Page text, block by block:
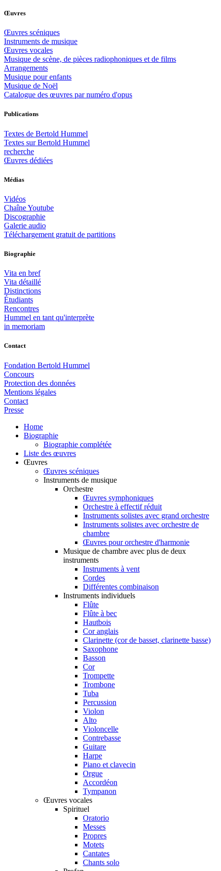
Œuvres
Œuvres scéniques
Instruments de musique
Œuvres vocales
Musique de scène, de pièces radiophoniques et de films
Arrangements
Musique pour enfants
Musique de Noël
Catalogue des œuvres par numéro d'opus
Publications
Textes de Bertold Hummel
Textes sur Bertold Hummel
recherche
Œuvres dédiées
Médias
Vidéos
Chaîne Youtube
Discographie
Galerie audio
Téléchargement gratuit de partitions
Biographie
Vita en bref
Vita détaillé
Distinctions
Étudiants
Rencontres
Hummel en tant qu'interprète
in memoriam
Contact
Fondation Bertold Hummel
Concours
Protection des données
Mentions légales
Contact
Presse
Home
Biographie
Biographie complétée
Liste des œuvres
Œuvres
Œuvres scéniques
Instruments de musique
Orchestre
Œuvres symphoniques
Orchestre à effectif réduit
Instruments solistes avec grand orchestre
Instruments solistes avec orchestre de
chambre
Œuvres pour orchestre d'harmonie
Musique de chambre avec plus de deux
instruments
Instruments à vent
Cordes
Différentes combinaison
Instruments individuels
Flûte
Flûte à bec
Hautbois
Cor anglais
Clarinette (cor de basset, clarinette basse)
Saxophone
Basson
Cor
Trompette
Trombone
Tuba
Percussion
Violon
Alto
Violoncelle
Contrebasse
Guitare
Harpe
Piano et clavecin
Orgue
Accordéon
Tympanon
Œuvres vocales
Spirituel
Oratorio
Messes
Propres
Motets
Cantates
Chants solo